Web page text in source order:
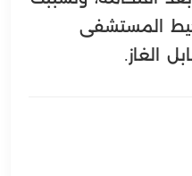
المستشفى
الغاز.